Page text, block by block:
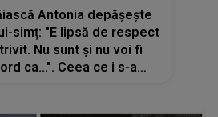
Antonia depășește
simț: "E lipsă de respect
Nu sunt și nu voi fi
ca...". Ceea ce i s-a